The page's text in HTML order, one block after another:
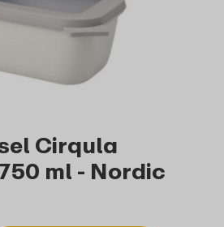
Cirqula
ml - Nordic